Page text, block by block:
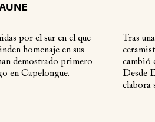
por el sur en el que
homenaje en sus
demostrado primero
en Capelongue.
Tras
cambió
Desde
elabora